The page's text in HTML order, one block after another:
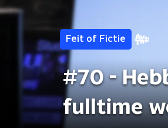
Feit of Fictie
#70 -
fulltime